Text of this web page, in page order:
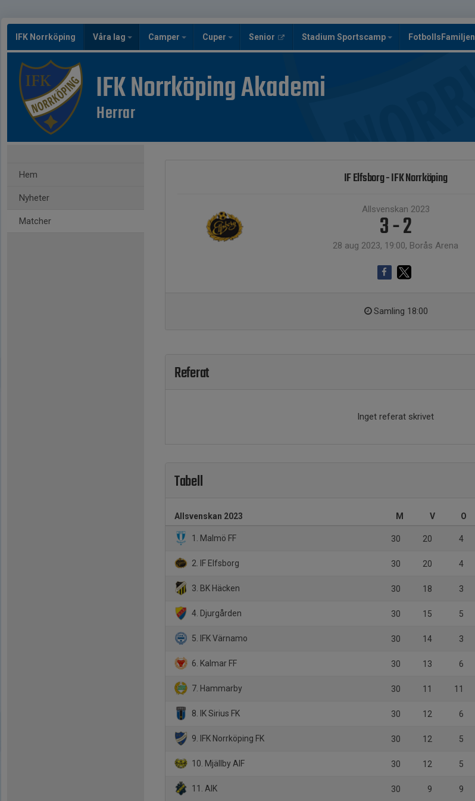
IFK Norrköping Våra lag Camper Cuper Senior Stadium Sportscamp FotbollsFamiljen
IFK Norrköping Akademi
Herrar
Hem
Nyheter
Matcher
IF Elfsborg - IFK Norrköping
Allsvenskan 2023
3 - 2
28 aug 2023, 19:00, Borås Arena
Samling 18:00
Referat
Inget referat skrivet
Tabell
Allsvenskan 2023 M V O
1. Malmö FF 30 20 4
2. IF Elfsborg 30 20 4
3. BK Häcken 30 18 3
4. Djurgården 30 15 5
5. IFK Värnamo 30 14 3
6. Kalmar FF 30 13 6
7. Hammarby 30 11 11
8. IK Sirius FK 30 12 6
9. IFK Norrköping FK 30 12 5
10. Mjällby AIF 30 12 5
11. AIK 30 9 9